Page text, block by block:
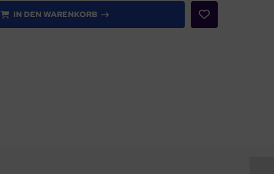
IN DEN WARENKORB